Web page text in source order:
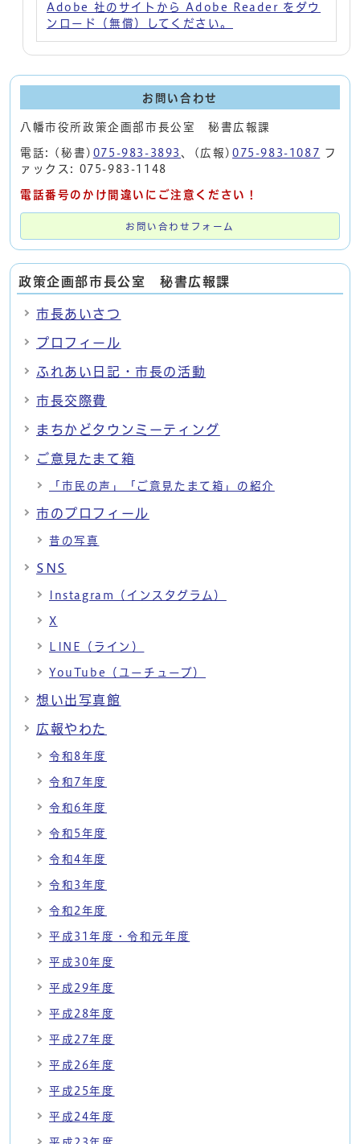
Adobe 社のサイトから Adobe Reader をダウ
ンロード（無償）してください。
お問い合わせ
八幡市役所政策企画部市長公室 秘書広報課
電話: (秘書) 075-983-3893 、(広報)075-983-1087 フ
ァックス: 075-983-1148
電話番号のかけ間違いにご注意ください！
お問い合わせフォーム
政策企画部市長公室 秘書広報課
市長あいさつ
プロフィール
ふれあい日記・市長の活動
市長交際費
まちかどタウンミーティング
ご意見たまて箱
「市民の声」「ご意見たまて箱」の紹介
市のプロフィール
昔の写真
SNS
Instagram（インスタグラム）
X
LINE（ライン）
YouTube（ユーチューブ）
想い出写真館
広報やわた
令和8年度
令和7年度
令和6年度
令和5年度
令和4年度
令和3年度
令和2年度
平成31年度・令和元年度
平成30年度
平成29年度
平成28年度
平成27年度
平成26年度
平成25年度
平成24年度